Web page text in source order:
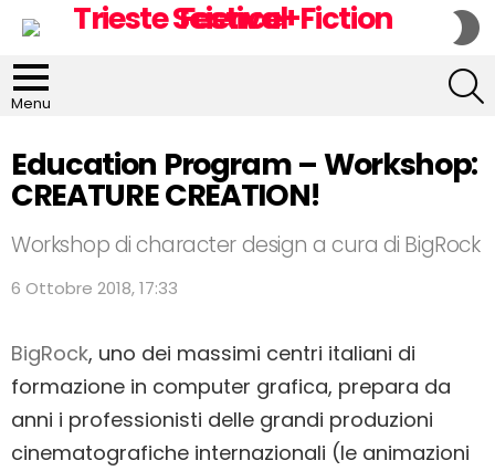
Menu
Education Program – Workshop:
CREATURE CREATION!
Workshop di character design a cura di BigRock
6 Ottobre 2018, 17:33
BigRock, uno dei massimi centri italiani di
formazione in computer grafica, prepara da
anni i professionisti delle grandi produzioni
cinematografiche internazionali (le animazioni